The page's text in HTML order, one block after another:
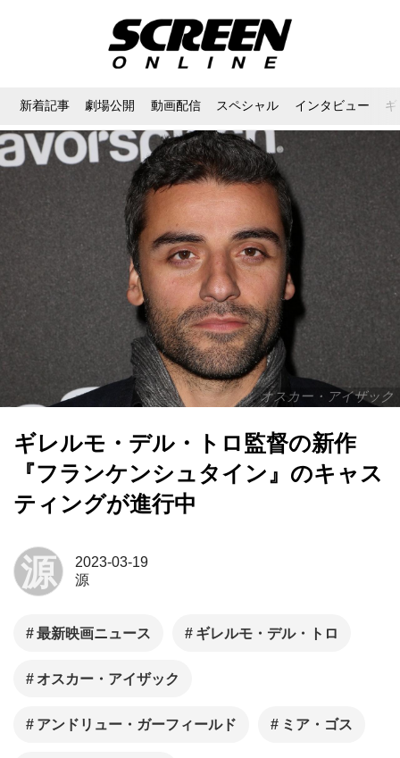
新着記事 劇場公開 動画配信 スペシャル インタビュー
オスカー・アイザック
ギレルモ・デル・トロ監督の新作
『フランケンシュタイン』のキャス
ティングが進行中
源
2023-03-19
源
最新映画ニュース ギレルモ・デル・トロ
オスカー・アイザック
アンドリュー・ガーフィールド ミア・ゴス